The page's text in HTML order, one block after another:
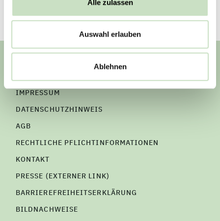
Alle zulassen
Auswahl erlauben
Ablehnen
Steyler Fair Invest
IMPRESSUM
DATENSCHUTZHINWEIS
AGB
RECHTLICHE PFLICHTINFORMATIONEN
KONTAKT
PRESSE (EXTERNER LINK)
BARRIEREFREIHEITSERKLÄRUNG
BILDNACHWEISE